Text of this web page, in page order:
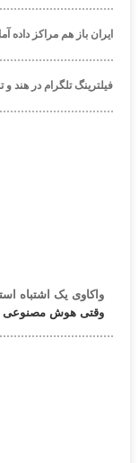
ایران باز هم مراکز داده
فیلترینگ تلگرام در هند
واکاوی یک اشتباه
وقتی هوش مصنوعی